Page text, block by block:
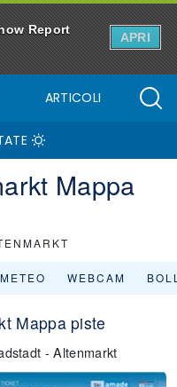
Report
APRI
ARTICOLI
Mappa
METEO WEBCAM
Mappa piste
- Altenmarkt